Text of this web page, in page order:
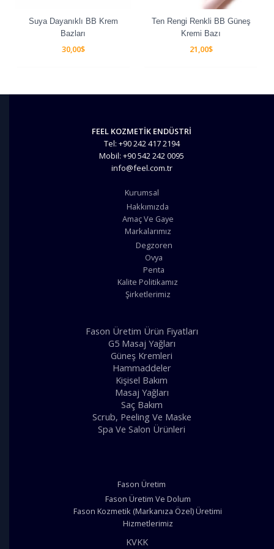
Suya Dayanıklı BB Krem
Bazları
30,00$
Ten Rengi Renkli BB Güneş
Kremi Bazı
21,00$
FEEL KOZMETİK ENDÜSTRİ
Tel: +90 242 417 2194
Mobil: +90 542 242 0095
info@feel.com.tr
Kurumsal
Hakkımızda
Amaç Ve Gaye
Markalarımız
Degzoren
Ovya
Penta
Kalite Politikamız
Şirketlerimiz
Fason Üretim Ürün Fiyatları
G5 Masaj Yağları
Güneş Kremleri
Hammaddeler
Kişisel Bakım
Masaj Yağları
Saç Bakım
Scrub, Peeling Ve Maske
Spa Ve Salon Ürünleri
Fason Üretim
Fason Üretim Ve Dolum
Fason Kozmetik (Markanıza Özel) Üretimi
Hizmetlerimiz
KVKK